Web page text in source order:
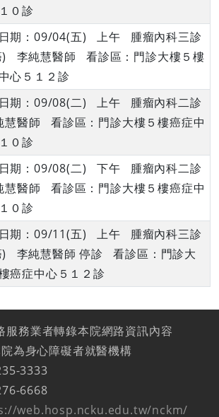
０診
期：09/04(五) 上午 腫瘤內科三診
) 李純慧醫師 看診區：門診大樓５樓
心５１２診
期：09/08(二) 上午 腫瘤內科二診
慧醫師 看診區：門診大樓５樓癌症中
０診
期：09/08(二) 下午 腫瘤內科二診
慧醫師 看診區：門診大樓５樓癌症中
０診
期：09/11(五) 上午 腫瘤內科三診
) 李純慧醫師 停診 看診區：門診大
癌症中心５１２診
服務業者轉錄本院網路資訊內容
為身心障礙者就醫機構
3333
6668
web.hosp.ncku.edu.tw/nckm/